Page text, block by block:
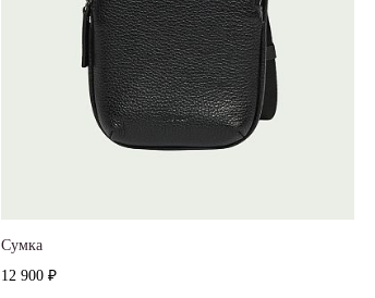
Cумка
12 900 ₽